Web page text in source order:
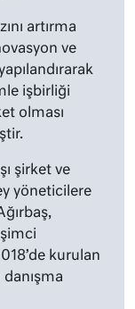
artırma
ve
işbirliği
olması
şirket ve
yöneticilere
kurulan